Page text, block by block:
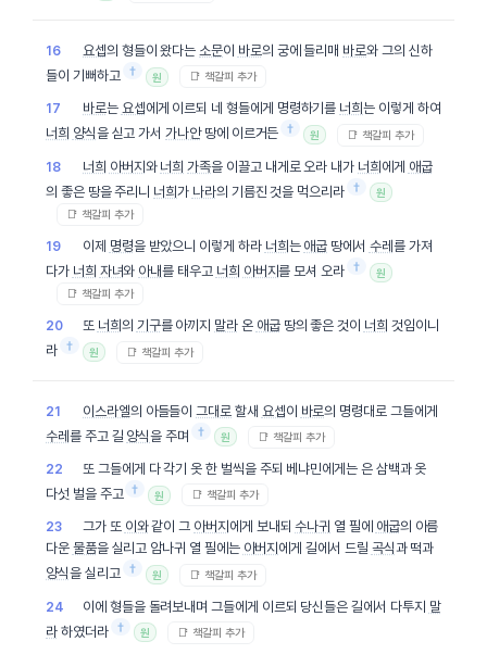
16 요셉의 형들이 왔다는 소문이 바로의 궁에 들리매 바로와 그의 신하
들이 기뻐하고 † 원 📑 책갈피 추가
17 바로는 요셉에게 이르되 네 형들에게 명령하기를 너희는 이렇게 하여
너희 양식을 싣고 가서가나안땅에 이르거든 † 원 📑 책갈피 추가
18 너희 아버지와 너희 가족을 이끌고 내게로 오라 내가 너희에게 애굽
의 좋은 땅을 주리니 너희가 나라의 기름진 것을 먹으리라 † 원
📑 책갈피 추가
19 이제 명령을 받았으니 이렇게 하라 너희 는 애굽 땅에서 수레 를 가져
다가 너희 자녀와 아내를 태우고 너희 아버지를 모셔 오라 † 원
📑 책갈피 추가
20 또 너희 의 기구를 아끼지 말라온 애굽땅의 좋은 것이 너희 것임이니
라 † 원 📑 책갈피 추가
21 이스라엘의 아들들이그대로 할새 요셉이 바로의 명령대로 그들에게
수레 를 주고 길 양식을 주며 † 원 📑 책갈피 추가
22
또 그들에게 다 각기 옷 한 벌씩을 주되 베냐민에게는 은 삼백과 옷
다섯 벌을 주고 † 원 📑 책갈피 추가
23 그가 또 이와같이 그 아버지 에게 보내되수나귀 열 필에 애굽의 아름
다운 물품을 실리고 암나귀 열 필에는 아버지 에게 길에서 드릴 곡식과 떡과
양식을 실리고 † 원 📑 책갈피 추가
24 이에 형들을 돌려보내며 그들에게 이르되 당신들은 길에서 다투지 말
라하였더라 † 원 📑 책갈피 추가